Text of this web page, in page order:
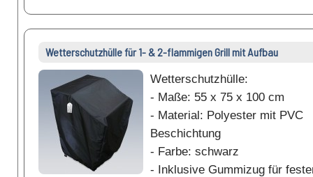
Wetterschutzhülle für 1- & 2-flammigen Grill mit Aufbau
Wetterschutzhülle:
- Maße: 55 x 75 x 100 cm
- Material: Polyester mit PVC
Beschichtung
- Farbe: schwarz
- Inklusive Gummizug für